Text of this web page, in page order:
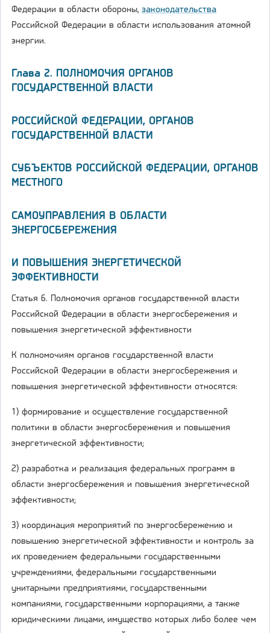
Федерации в области обороны, законодательства
Российской Федерации в области использования атомной
энергии.
Глава 2. ПОЛНОМОЧИЯ ОРГАНОВ
ГОСУДАРСТВЕННОЙ ВЛАСТИ
РОССИЙСКОЙ ФЕДЕРАЦИИ, ОРГАНОВ
ГОСУДАРСТВЕННОЙ ВЛАСТИ
СУБЪЕКТОВ РОССИЙСКОЙ ФЕДЕРАЦИИ, ОРГАНОВ
МЕСТНОГО
САМОУПРАВЛЕНИЯ В ОБЛАСТИ
ЭНЕРГОСБЕРЕЖЕНИЯ
И ПОВЫШЕНИЯ ЭНЕРГЕТИЧЕСКОЙ
ЭФФЕКТИВНОСТИ
Статья 6. Полномочия органов государственной власти
Российской Федерации в области энергосбережения и
повышения энергетической эффективности
К полномочиям органов государственной власти
Российской Федерации в области энергосбережения и
повышения энергетической эффективности относятся:
1) формирование и осуществление государственной
политики в области энергосбережения и повышения
энергетической эффективности;
2) разработка и реализация федеральных программ в
области энергосбережения и повышения энергетической
эффективности;
3) координация мероприятий по энергосбережению и
повышению энергетической эффективности и контроль за
их проведением федеральными государственными
учреждениями, федеральными государственными
унитарными предприятиями, государственными
компаниями, государственными корпорациями, а также
юридическими лицами, имущество которых либо более чем